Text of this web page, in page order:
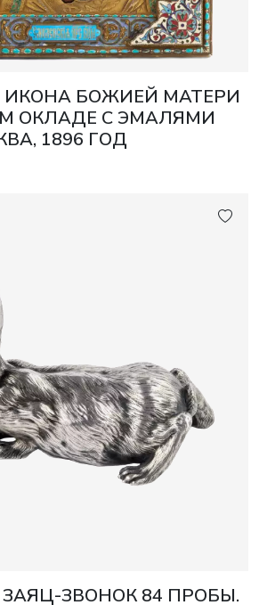
БОЖИЕЙ МАТЕРИ
ОКЛАДЕ С ЭМАЛЯМИ
1896 ГОД
ЗВОНОК 84 ПРОБЫ.